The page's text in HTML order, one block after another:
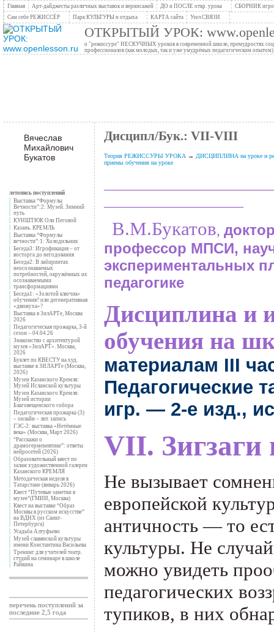
Главная Арт-дайджесты различных выставок и вернисажей ДО и ПОСЛЕ откр. урока
СБОРНИК
Сам себе РЕЖИССЁР
Парк КУЛЬТУРЫ и отдыха КАРТА сайта Узел СВЯЗИ
ОТКРЫТЫЙ УРОК:
о "режиссуре" НЕСКУЧНЫХ уроков в современной школе, премудростях
профессионалов (как молодых, так и уже умудрёных педагогическим опытом)
Вячеслав
Михайлович
Букатов
летопись поступлений
Выставка “Формулы
Вечности”:2: Музей. Зимний
путь
КУНШТЮК Оли Пеговой
Казань. КРЕМЛЬ
Выставка “Формулы
вечности”:1: Холодильник
Беседа3: Игрофикация – от
восторга до негодования
Беседа2: В лабиринтах
неосознаваемых
потребностей, окружённых их
осознаваемыми
трансформациями
Беседа1: «Золотой ключик»
обучения? или дегенеративная
«движуха»?
Выставка в ЗилАРТе, Москва
2026
Педагогическая прожарка, 3-й
сезон – 04.04.26
Знакомство с архитектурой
музея «ЗилАРТ». Москва,
2026
Буклет по КВЕСТУ на худ.
выставке в ЗИЛАРТе (Москва,
2026)
Музеи Казанского Кремля:
Музей Исламской культуры
Музеи Казанского Кремля:
Музей истории
Благовещенского собора
Педагогическая прожарка (3)
– онлайн – лит. запись
ГЭС-2: выставка «Нетёмные
века» (Москва, Март 2026)
“Расскажи о
драмогерменевтике”: ответы
нейросетей (2026)
Образовательный квест по
залам художественной галереи
Казанского КРЕМЛЯ
Методическая неделя в
Татарстане (январь 2026)
Квест “Путевые заметки в
музее”(ГМИИ, Москва)
Квест на выставке “Образ
Москвы в русском искусстве”
на ВДНХ (из Санкт-
Петербурга)
Усадьба Алтуфьево
Музей славянской культуры
имени Константина Васильева
Тренинг для учителей театр.
студий на семинаре в школе
Райкина
перечень поступлений за
последние 2,5 года
Дисципл/Бук.: VII-VIII
Теория РЕЖИССУРЫ УРОКА→ ДИСЦИПЛИНА на уроке и
приемы обучения на уроке
В.М.Букатов,
профессор МПСИ,
экспериментальных
педагогике
Дисциплина и
обучения на
материалам III
Педагогические
игр. — 2-е изд.,
VII.
Не вызывает
европейской
античность — то
культуры. Не
можно увидеть
педагогических
тупиков, в них